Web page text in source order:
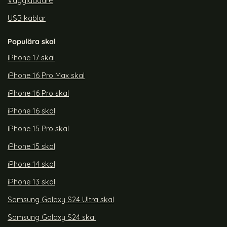
USB kablar
Populära skal
iPhone 17 skal
iPhone 16 Pro Max skal
iPhone 16 Pro skal
iPhone 16 skal
iPhone 15 Pro skal
iPhone 15 skal
iPhone 14 skal
iPhone 13 skal
Samsung Galaxy S24 Ultra skal
Samsung Galaxy S24 skal